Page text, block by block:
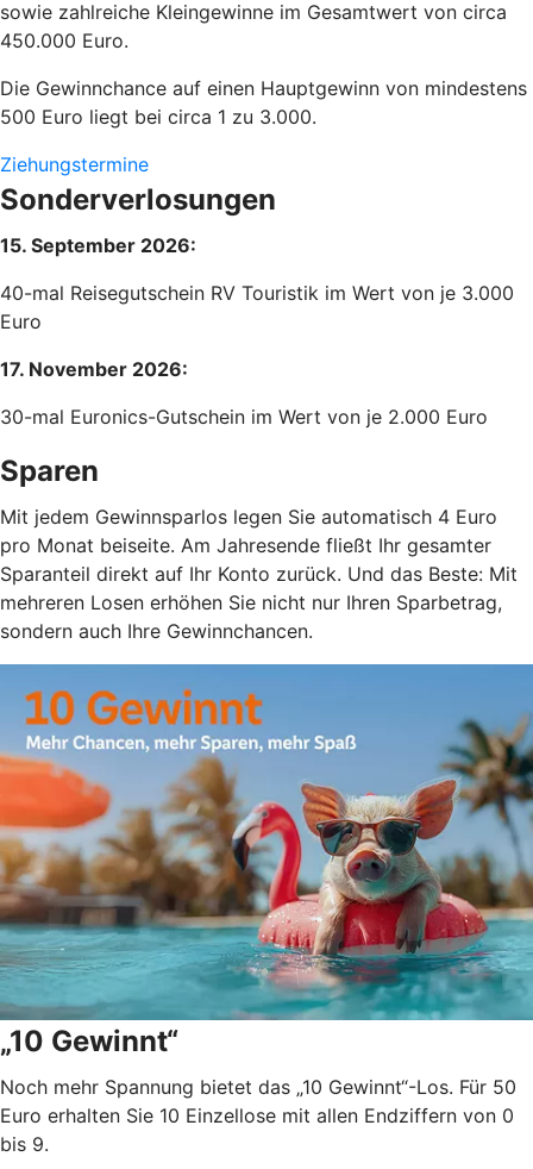
sowie zahlreiche Kleingewinne im Gesamtwert von circa
450.000 Euro.
Die Gewinnchance auf einen Hauptgewinn von mindestens
500 Euro liegt bei circa 1 zu 3.000.
Ziehungstermine
Sonderverlosungen
15. September 2026:
40-mal Reisegutschein RV Touristik im Wert von je 3.000
Euro
17. November 2026:
30-mal Euronics-Gutschein im Wert von je 2.000 Euro
Sparen
Mit jedem Gewinnsparlos legen Sie automatisch 4 Euro
pro Monat beiseite. Am Jahresende fließt Ihr gesamter
Sparanteil direkt auf Ihr Konto zurück. Und das Beste: Mit
mehreren Losen erhöhen Sie nicht nur Ihren Sparbetrag,
sondern auch Ihre Gewinnchancen.
„10 Gewinnt“
Noch mehr Spannung bietet das „10 Gewinnt“-Los. Für 50
Euro erhalten Sie 10 Einzellose mit allen Endziffern von 0
bis 9.